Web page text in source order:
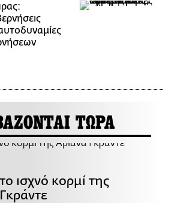
ΤΩΡΑ
ισχνό κορμί της